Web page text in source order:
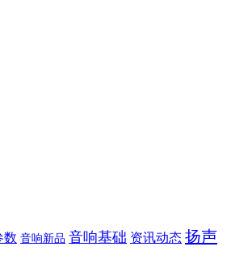
数 音响新品 音响基础 资讯动态 扬声